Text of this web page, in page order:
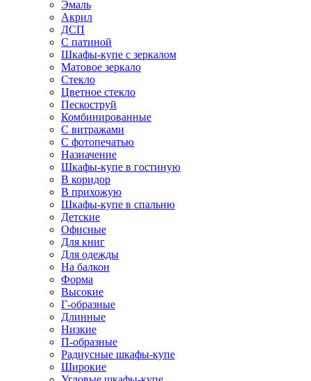
Эмаль
Акрил
ДСП
С патиной
Шкафы-купе с зеркалом
Матовое зеркало
Стекло
Цветное стекло
Пескоструй
Комбинированные
С витражами
С фотопечатью
Назначение
Шкафы-купе в гостиную
В коридор
В прихожую
Шкафы-купе в спальню
Детские
Офисные
Для книг
Для одежды
На балкон
Форма
Высокие
Г-образные
Длинные
Низкие
П-образные
Радиусные шкафы-купе
Широкие